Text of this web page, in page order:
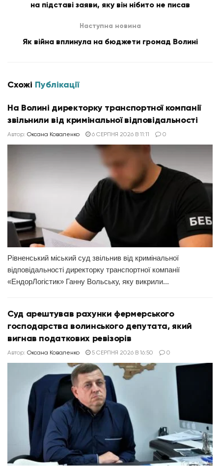
на підставі заяви, яку він нібито не писав
Наступна новина
Як війна вплинула на бюджети громад Волині
Схожі Публікації
На Волині директорку транспортної компанії
звільнили від кримінальної відповідальності
Автор: Оксана Коваленко 6 СЕРПНЯ 2026 В 11:11 0
Рівненський міський суд звільнив від кримінальної
відповідальності директорку транспортної компанії
«ЕндорЛогістик» Ганну Вольську, яку викрили...
Суд арештував рахунки фермерського
господарства волинського депутата, який
вигнав податкових ревізорів
Автор: Оксана Коваленко 5 СЕРПНЯ 2026 В 16:50 0